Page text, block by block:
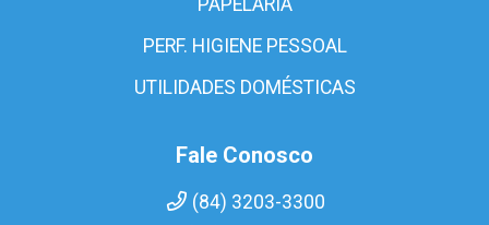
PAPELARIA
PERF. HIGIENE PESSOAL
UTILIDADES DOMÉSTICAS
Fale Conosco
(84) 3203-3300